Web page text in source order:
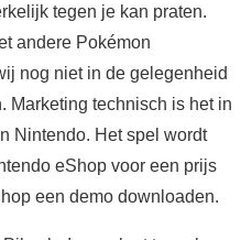
tegen je kan praten.
andere Pokémon
nog niet in de gelegenheid
Marketing technisch is het in
Nintendo. Het spel wordt
eShop voor een prijs
een demo downloaden.